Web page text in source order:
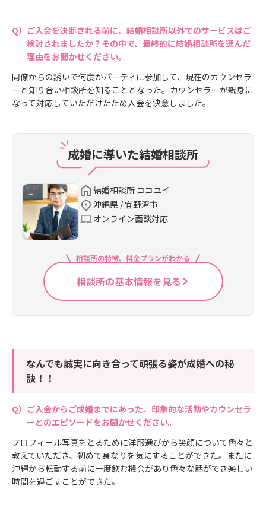
ご入会を決断される前に、結婚相談所以外でのサービスはご
検討されましたか？その中で、最終的に結婚相談所を選んだ
理由をお聞かせください。
同僚からの誘いで何度かパーティに参加して、現在のカウンセラ
ーと知り合い相談所を知ることとなった。カウンセラーが親身に
なって対応していただけたため入会を決意しました。
成婚に導いた結婚相談所
結婚相談所 ココユイ
沖縄県 / 宜野湾市
オンライン面談対応
相談所の特徴、料金プランがわかる
相談所の基本情報を見る
なんでも誠実に向き合って頑張る姿が成婚への秘
訣！！
ご入会からご成婚までにあった、印象的な活動やカウンセラ
ーとのエピソードをお聞かせください。
プロフィール写真をとるために洋服選びから笑顔について色々と
教えていただき、初めて身なりを気にすることができた。またに
沖縄から転勤する前に一度飲む機会があり色々な話ができ楽しい
時間を過ごすことができた。